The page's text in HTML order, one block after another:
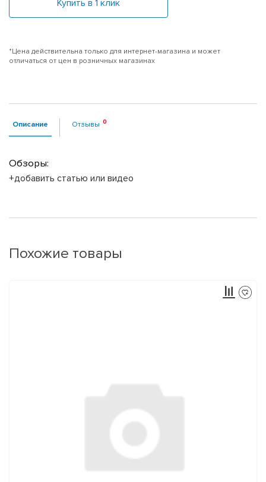
Купить в 1 клик
*Цена действительна только для интернет-магазина и может
отличаться от цен в розничных магазинах
Описание Отзывы
Обзоры:
+добавить статью или видео
Похожие товары